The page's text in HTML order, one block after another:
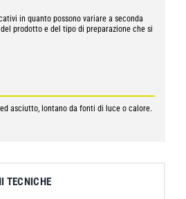
in quanto possono variare a seconda
prodotto e del tipo di preparazione che si
asciutto, lontano da fonti di luce o calore.
TECNICHE